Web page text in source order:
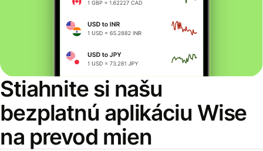
Stiahnite si našu
bezplatnú aplikáciu Wise
na prevod mien